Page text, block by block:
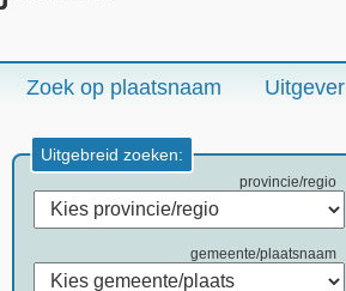
Zoek op plaatsnaam Uitgever
Uitgebreid zoeken:
provincie/regio
gemeente/plaatsnaam